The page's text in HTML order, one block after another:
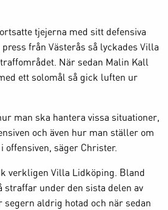
tjejerna med sitt defensiva
från Västerås så lyckades Villa
När sedan Malin Kall
ett solomål så gick luften ur
man ska hantera vissa situationer,
och även hur man ställer om
offensiven, säger Christer.
verkligen Villa Lidköping. Bland
straffar under den sista delen av
segern aldrig hotad och när sedan